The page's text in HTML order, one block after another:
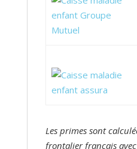
Les primes sont
frontalier français